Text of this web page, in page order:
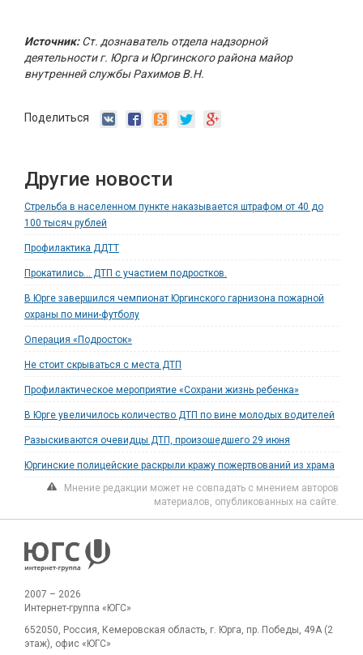
Источник:Ст. дознаватель отдела надзорной
деятельности г. Юрга и Юргинского района майор
внутренней службы Рахимов В.Н.
Поделиться
Другие новости
Стрельба в населенном пункте наказывается штрафом от 40 до
100 тысяч рублей
Профилактика ДДТТ
Прокатились... ДТП с участием подростков.
В Юрге завершился чемпионат Юргинского гарнизона пожарной
охраны по мини-футболу
Операция «Подросток»
Не стоит скрываться с места ДТП
Профилактическое мероприятие «Сохрани жизнь ребенка»
В Юрге увеличилось количество ДТП по вине молодых водителей
Разыскиваются очевидцы ДТП, произошедшего 29 июня
Юргинские полицейские раскрыли кражу пожертвований из храма
Мнение редакции может не совпадать с мнением авторов
материалов, опубликованных на сайте.
2007 – 2026
Интернет-группа «ЮГС»
652050, Россия, Кемеровская область, г. Юрга, пр. Победы, 49А (2
этаж), офис «ЮГС»